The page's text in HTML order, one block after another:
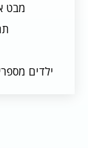
מבט
ילדים